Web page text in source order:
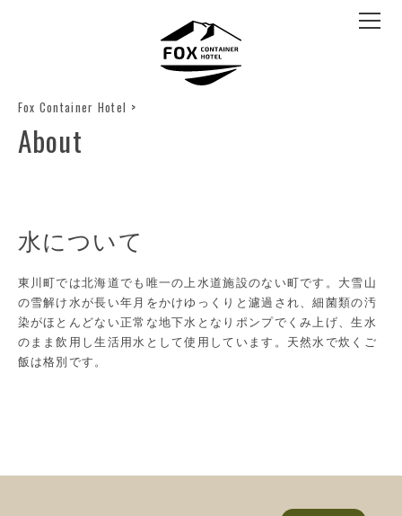
Fox Container Hotel >
About
水について
東川町では北海道でも唯一の上水道施設のない町です。大雪山
の雪解け水が長い年月をかけゆっくりと濾過され、細菌類の汚
染がほとんどない正常な地下水となりポンプでくみ上げ、生水
のまま飲用し生活用水として使用しています。天然水で炊くご
飯は格別です。